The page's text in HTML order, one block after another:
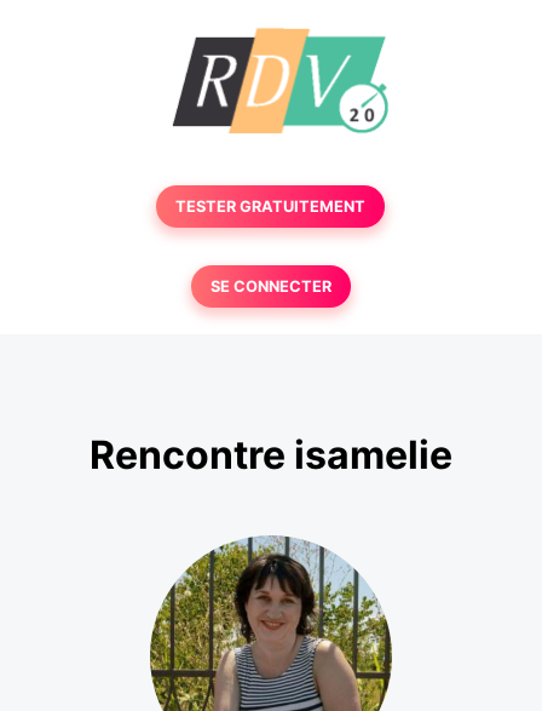
TESTER GRATUITEMENT
SE CONNECTER
Rencontre isamelie